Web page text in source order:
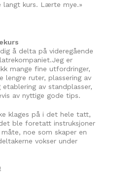
langt kurs. Lærte mye.»
å delta på videregående
er
mange fine utfordringer,
lengre ruter, plassering av
etablering av standplasser,
av nyttige gode tips.
klages på i det hele tatt,
ble foretatt instruksjoner
noe som skaper en
vokser under